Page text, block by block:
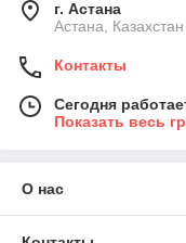
г. Астана
Астана, Казахстан
Контакты
Сегодня
Показать весь
О нас